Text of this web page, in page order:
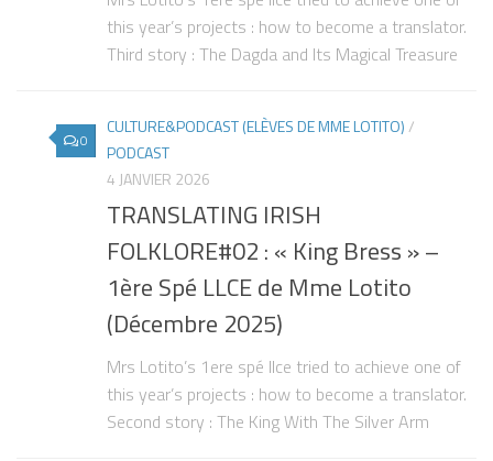
this year’s projects : how to become a translator.
Third story : The Dagda and Its Magical Treasure
0
CULTURE&PODCAST (ELÈVES DE MME LOTITO)/
PODCAST
4 JANVIER 2026
TRANSLATING IRISH
FOLKLORE#02 : « King Bress » –
1ère Spé LLCE de Mme Lotito
(Décembre 2025)
Mrs Lotito’s 1ere spé llce tried to achieve one of
this year’s projects : how to become a translator.
Second story : The King With The Silver Arm